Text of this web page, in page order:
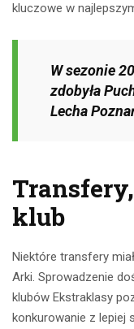
kluczowe w
W sezonie
zdobyła
Lecha
klub
Niektóre transfery
Arki. Sprowadzenie
klubów Ekstraklasy
konkurowanie z lepiej